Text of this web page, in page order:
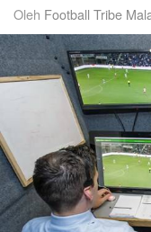
Oleh Football Tribe